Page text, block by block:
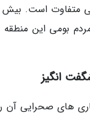
انگیز
های صحرایی آن